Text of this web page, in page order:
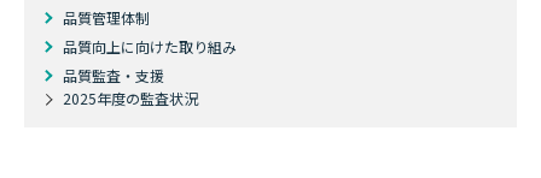
品質管理体制
品質向上に向けた取り組み
品質監査・支援
2025年度の監査状況